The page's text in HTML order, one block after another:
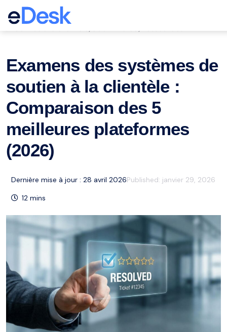
eCommerce Support Central
Examens des systèmes de
soutien à la clientèle :
Comparaison des 5
meilleures plateformes
(2026)
Dernière mise à jour : 28 avril 2026Published: janvier 29, 2026
12 mins